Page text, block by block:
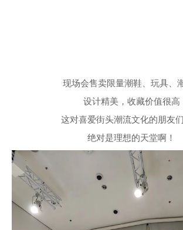
现场会售卖限量潮鞋、玩具、
设计精美，收藏价值很高
这对喜爱街头潮流文化的朋友
绝对是理想的天堂啊！